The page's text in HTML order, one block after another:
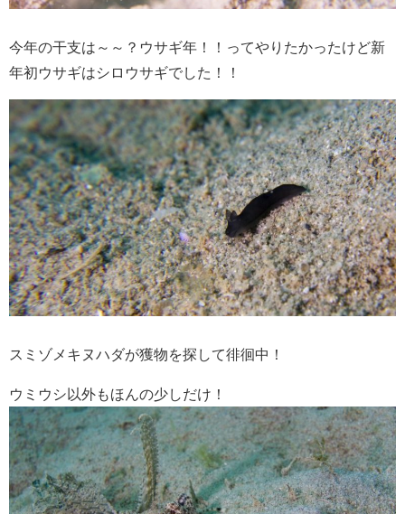
今年の干支は～～？ウサギ年！！ってやりたかったけど新
年初ウサギはシロウサギでした！！
スミゾメキヌハダが獲物を探して徘徊中！
ウミウシ以外もほんの少しだけ！